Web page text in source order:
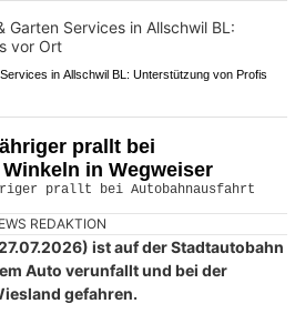
in Allschwil BL: Unterstützung von Profis
prallt bei
in Wegweiser
REDAKTION
ist auf der Stadtautobahn
Auto verunfallt und bei der
gefahren.